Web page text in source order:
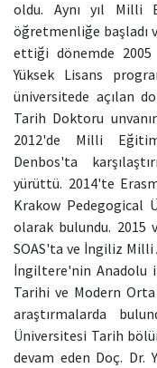
oldu. Aynı yıl Milli
öğretmenliğe başladı
ettiği dönemde 2005
Yüksek Lisans
üniversitede açılan
Tarih Doktoru
2012'de Milli
Denbos'ta
yürüttü. 2014'te
Krakow Pedegogical
olarak bulundu. 2015
SOAS'ta ve İngiliz Milli
İngiltere'nin Anadolu
Tarihi ve Modern
araştırmalarda
Üniversitesi Tarih
devam eden Doç. Dr.